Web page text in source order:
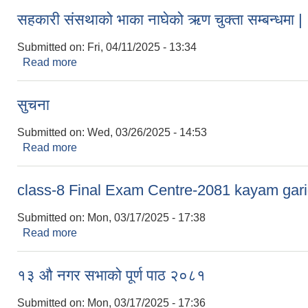
सहकारी संसथाको भाका नाघेको ऋण चुक्ता सम्बन्धमा |
Submitted on: Fri, 04/11/2025 - 13:34
Read more
सुचना
Submitted on: Wed, 03/26/2025 - 14:53
Read more
class-8 Final Exam Centre-2081 kayam
Submitted on: Mon, 03/17/2025 - 17:38
Read more
१३ औ नगर सभाको पूर्ण पाठ २०८१
Submitted on: Mon, 03/17/2025 - 17:36